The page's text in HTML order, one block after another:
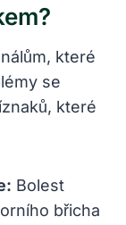
které
se
které
Bolest
břicha